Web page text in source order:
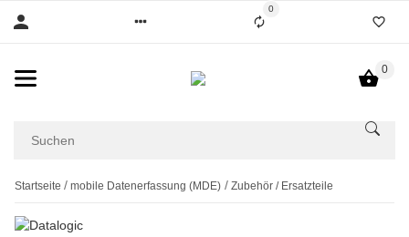
0
0
Startseite mobile Datenerfassung (MDE) Zubehör / Ersatzteile